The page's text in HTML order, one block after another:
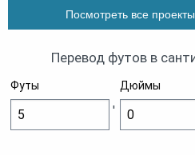
Посмотреть все
Перевод футов в
Футы Дюймы
'